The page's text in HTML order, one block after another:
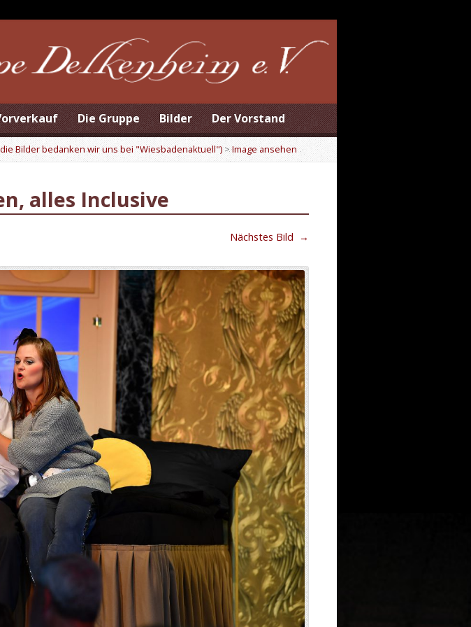
Die Gruppe Bilder Der Vorstand
Bilder bedanken wir uns bei "Wiesbadenaktuell")>Image ansehen
alles Inclusive
Nächstes Bild →